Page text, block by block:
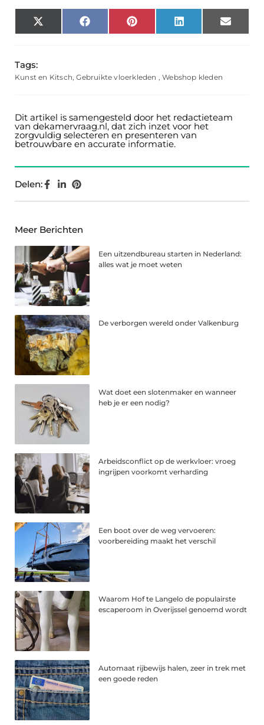
X
(Twitter)
FacebookPinterest LinkedIn Email
Tags:
Kunst en Kitsch,Gebruikte vloerkleden ,Webshop kleden
Dit artikel is samengesteld door het redactieteam
van dekamervraag.nl, dat zich inzet voor het
zorgvuldig selecteren en presenteren van
betrouwbare en accurate informatie.
Delen:
Meer Berichten
Een uitzendbureau starten in Nederland:
alles wat je moet weten
De verborgen wereld onder Valkenburg
Wat doet een slotenmaker en wanneer
heb je er een nodig?
Arbeidsconflict op de werkvloer: vroeg
ingrijpen voorkomt verharding
Een boot over de weg vervoeren:
voorbereiding maakt het verschil
Waarom Hof te Langelo de populairste
escaperoom in Overijssel genoemd wordt
Automaat rijbewijs halen, zeer in trek met
een goede reden